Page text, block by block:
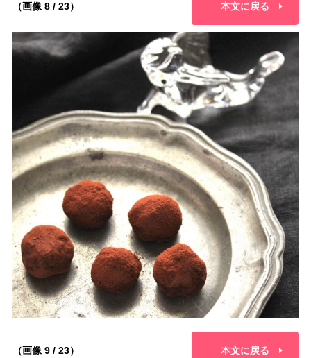
（画像 8 / 23） 本文に戻る
（画像 9 / 23） 本文に戻る